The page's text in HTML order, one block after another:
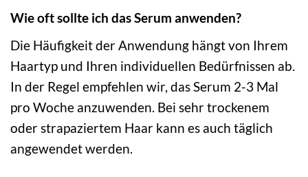
Wie oft sollte ich das Serum anwenden?
Die Häufigkeit der Anwendung hängt von Ihrem
Haartyp und Ihren individuellen Bedürfnissen ab.
In der Regel empfehlen wir, das Serum 2-3 Mal
pro Woche anzuwenden. Bei sehr trockenem
oder strapaziertem Haar kann es auch täglich
angewendet werden.